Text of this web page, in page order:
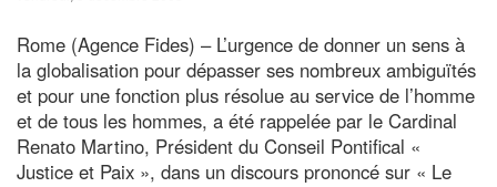
Rome (Agence Fides) – L’urgence de donner un sens à
la globalisation pour dépasser ses nombreux ambiguïtés
et pour une fonction plus résolue au service de l’homme
et de tous les hommes, a été rappelée par le Cardinal
Renato Martino, Président du Conseil Pontifical «
Justice et Paix », dans un discours prononcé sur « Le